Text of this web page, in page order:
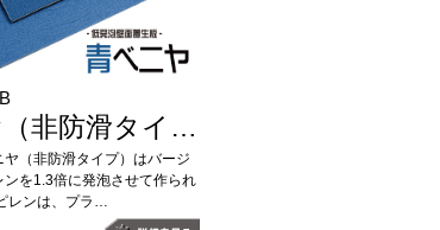
非防滑タイ…
ヤ（非防滑タイプ）はバージ
ンを1.3倍に発泡させて作られ
レンは、プラ…